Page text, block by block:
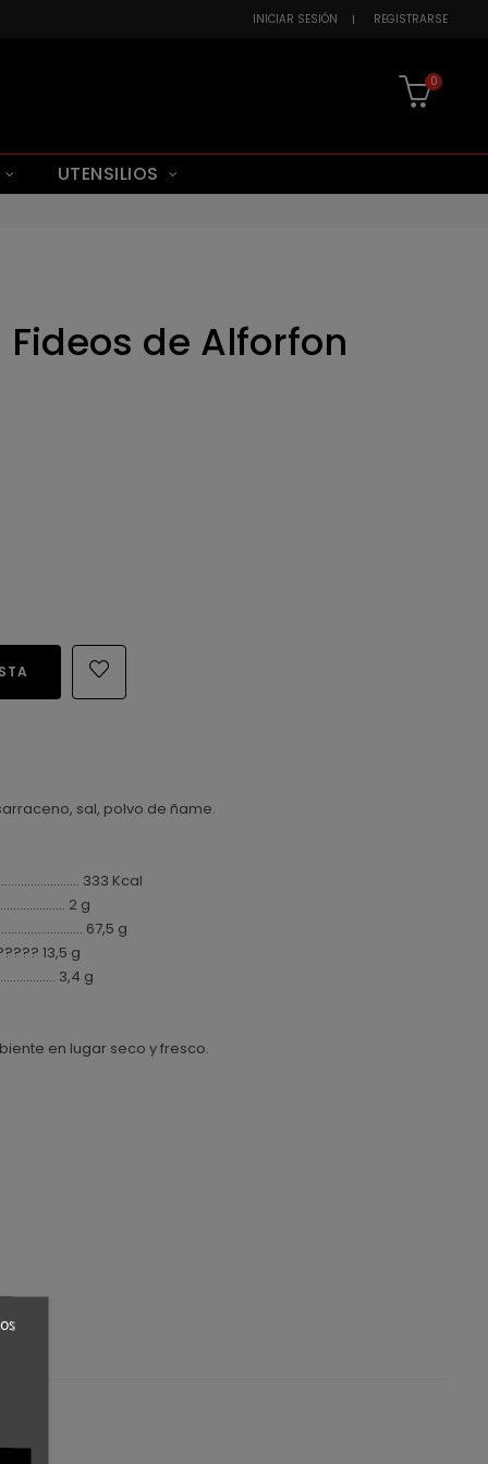
INICIAR SESIÓN REGISTRARSE
0
UTENSILIOS
de Alforfon
sal, polvo de ñame.
333 Kcal
2 g
67,5 g
13,5 g
3,4 g
en lugar seco y fresco.